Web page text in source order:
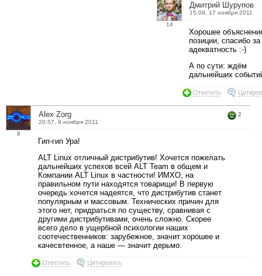
14
Дмитрий Шурупов
15:09, 17 ноября 2011
Хорошее
позиции, спасибо за
адекватность :-)
А по сути: ждём
дальнейших
Ответить
8
Alex Zorg
20:57, 9 ноября 2011
2
Гип-гип Ура!
ALT Linux отличный дистрибутив! Хочется пожелать
дальнейших успехов всей ALT Team в общем и
Компании ALT Linux в частности! ИМХО, на
правильном пути находятся товарищи! В первую
очередь хочется надеятся, что дистрибутив станет
популярным и массовым. Технических причин для
этого нет, придраться по существу, сравнивая с
другими дистрибутивами, очень сложно. Скорее
всего дело в ущербной психологии наших
соотечественников: зарубежное, значит хорошее и
качесвтенное, а наше — значит дерьмо.
Ответить Цитировать